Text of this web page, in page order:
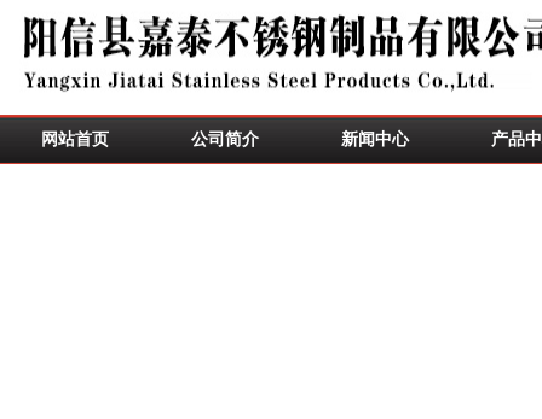
网站首页 公司简介 新闻中心 产品